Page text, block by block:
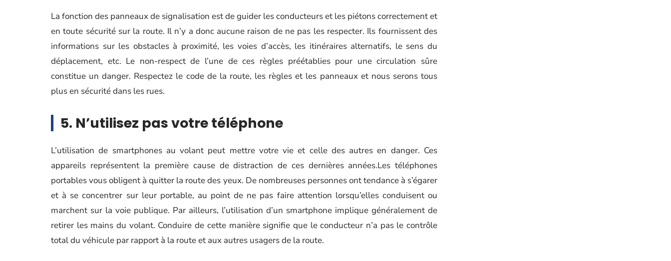
La fonction des panneaux de signalisation est de guider les conducteurs et les piétons correctement et
en toute sécurité sur la route. Il n’y a donc aucune raison de ne pas les respecter. Ils fournissent des
informations sur les obstacles à proximité, les voies d’accès, les itinéraires alternatifs, le sens du
déplacement, etc. Le non-respect de l’une de ces règles préétablies pour une circulation sûre
constitue un danger. Respectez le code de la route, les règles et les panneaux et nous serons tous
plus en sécurité dans les rues.
5. N’utilisez pas votre téléphone
L’utilisation de smartphones au volant peut mettre votre vie et celle des autres en danger. Ces
appareils représentent la première cause de distraction de ces dernières années.Les téléphones
portables vous obligent à quitter la route des yeux. De nombreuses personnes ont tendance à s’égarer
et à se concentrer sur leur portable, au point de ne pas faire attention lorsqu’elles conduisent ou
marchent sur la voie publique. Par ailleurs, l’utilisation d’un smartphone implique généralement de
retirer les mains du volant. Conduire de cette manière signifie que le conducteur n’a pas le contrôle
total du véhicule par rapport à la route et aux autres usagers de la route.